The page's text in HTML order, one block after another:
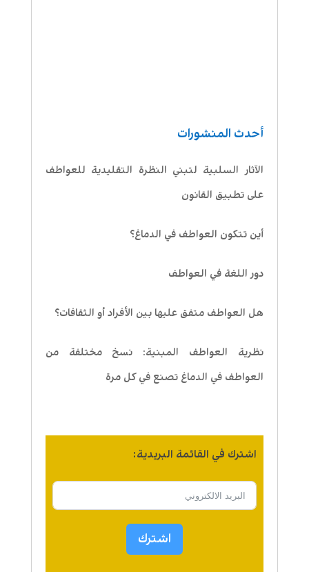
أحدث المنشورات
الآثار السلبية لتبني النظرة التقليدية للعواطف
على تطبيق القانون
أين تتكون العواطف في الدماغ؟
دور اللغة في العواطف
هل العواطف متفق عليها بين الأفراد أو الثقافات؟
نظرية العواطف المبنية: نسخ مختلفة من
العواطف في الدماغ تصنع في كل مرة
اشترك في القائمة البريدية:
اشترك